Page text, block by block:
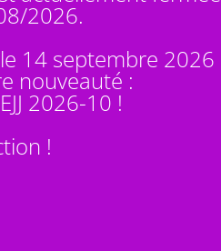
2026.
14 septembre 2026
nouveauté :
2026-10 !
!